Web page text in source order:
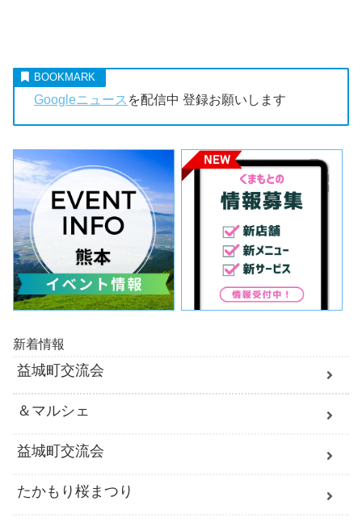
Googleニュース を配信中 登録お願いします
新着情報
益城町交流会
＆マルシェ
益城町交流会
たかもり桜まつり